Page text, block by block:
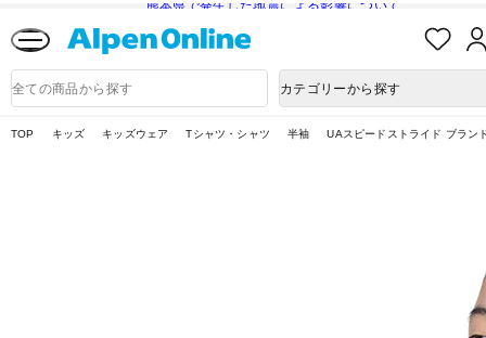
熊本県で発生した地震による影響について
入
品
検
カテゴリーから探す
TOP キッズ キッズウェア Tシャツ・シャツ 半袖 UAスピードストライド ブラン